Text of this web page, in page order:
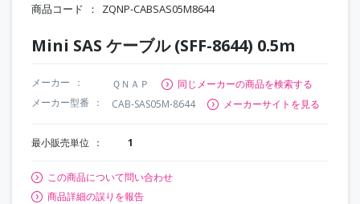
商品コード ZQNP-CABSAS05M8644
Mini SAS ケーブル (SFF-8644) 0.5m
メーカー ＱＮＡＰ
同じメーカーの商品を検索する
メーカー型番
CAB-SAS05M-8644 メーカーサイトを見る
最小販売単位 1
この商品について問い合わせ
商品詳細の誤りを報告